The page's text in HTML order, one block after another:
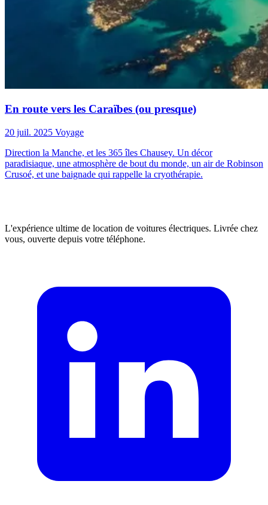
En route vers les Caraïbes (ou presque)
20 juil. 2025 Voyage
Direction la Manche, et les 365 îles Chausey. Un décor
paradisiaque, une atmosphère de bout du monde, un air de Robinson
Crusoé, et une baignade qui rappelle la cryothérapie.
L'expérience ultime de location de voitures électriques. Livrée chez
vous, ouverte depuis votre téléphone.